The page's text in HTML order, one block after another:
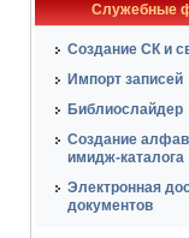
Служебные
Создание СК и
Импорт записей
Библиослайдер
Создание
имидж-каталога
Электронная
документов